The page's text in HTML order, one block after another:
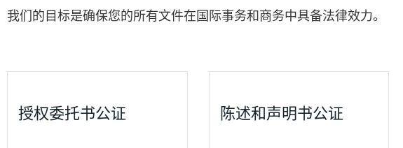
我们的目标是确保您的所有文件在国际事务和商务中具备法律效力。
授权委托书公证 陈述和声明书公证